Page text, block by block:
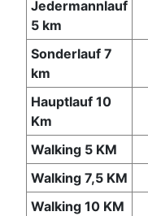
Jedermannlauf
5 km
Sonderlauf 7
km
Hauptlauf 10
Km
Walking 5 KM
Walking 7,5 KM
Walking 10 KM